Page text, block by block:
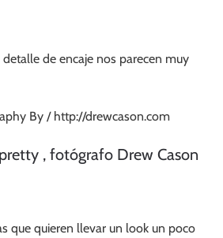
de encaje nos parecen muy
, fotógrafo Drew Cason
que quieren llevar un look un poco